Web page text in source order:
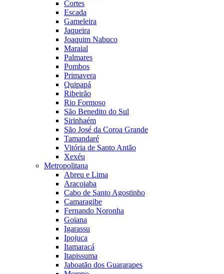
Cortes
Escada
Gameleira
Jaqueira
Joaquim Nabuco
Maraial
Palmares
Pombos
Primavera
Quipapá
Ribeirão
Rio Formoso
São Benedito do Sul
Sirinhaém
São José da Coroa Grande
Tamandaré
Vitória de Santo Antão
Xexéu
Metropolitana
Abreu e Lima
Araçoiaba
Cabo de Santo Agostinho
Camaragibe
Fernando Noronha
Goiana
Igarassu
Ipojuca
Itamaracá
Itapissuma
Jaboatão dos Guararapes